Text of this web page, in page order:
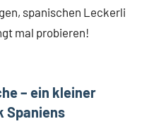
spanischen Leckerli
mal probieren!
– ein kleiner
Spaniens